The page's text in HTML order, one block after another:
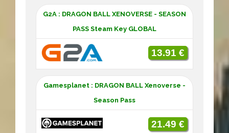
G2A : DRAGON BALL XENOVERSE - SEASON
PASS Steam Key GLOBAL
13.91 €
Gamesplanet : DRAGON BALL Xenoverse -
Season Pass
21.49 €